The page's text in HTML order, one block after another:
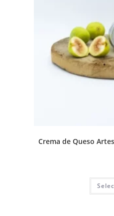
Crema de Queso